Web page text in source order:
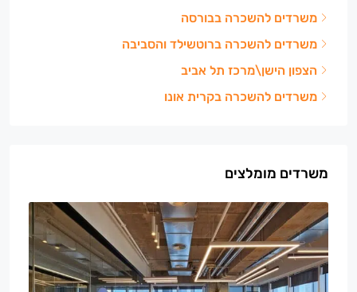
משרדים להשכרה בבורסה
משרדים להשכרה ברוטשילד והסביבה
הצפון הישן\מרכז תל אביב
משרדים להשכרה בקרית אונו
משרדים מומלצים